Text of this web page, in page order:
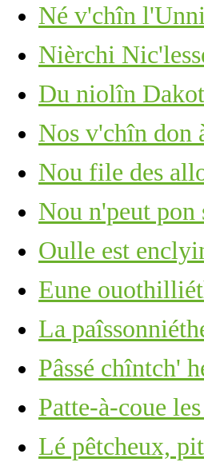
Né v'chîn
Nièrchi
Du niolîn
Nos v'chîn don
Nou file des
Nou n'peut pon
Oulle est
Eune
La
Pâssé chîntch'
Patte-à-coue
Lé pêtcheux,